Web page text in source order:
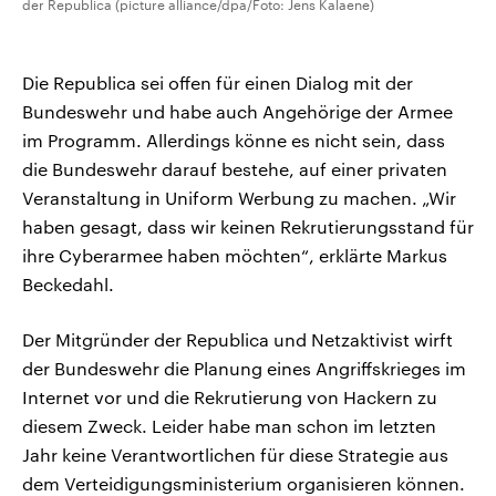
der Republica (picture alliance/dpa/Foto: Jens Kalaene)
Die Republica sei offen für einen Dialog mit der
Bundeswehr und habe auch Angehörige der Armee
im Programm. Allerdings könne es nicht sein, dass
die Bundeswehr darauf bestehe, auf einer privaten
Veranstaltung in Uniform Werbung zu machen. „Wir
haben gesagt, dass wir keinen Rekrutierungsstand für
ihre Cyberarmee haben möchten“, erklärte Markus
Beckedahl.
Der Mitgründer der Republica und Netzaktivist wirft
der Bundeswehr die Planung eines Angriffskrieges im
Internet vor und die Rekrutierung von Hackern zu
diesem Zweck. Leider habe man schon im letzten
Jahr keine Verantwortlichen für diese Strategie aus
dem Verteidigungsministerium organisieren können.